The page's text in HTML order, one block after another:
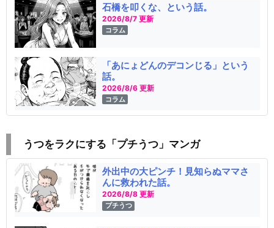
石橋を叩くな、という話。
2026/8/7 更新
コラム
「あにょどんのデコンじる」という
話。
2026/8/6 更新
コラム
うつをラクにする「プチうつ」マンガ
外出中の大ピンチ！見知らぬママさ
んに救われた話。
2026/8/8 更新
プチうつ